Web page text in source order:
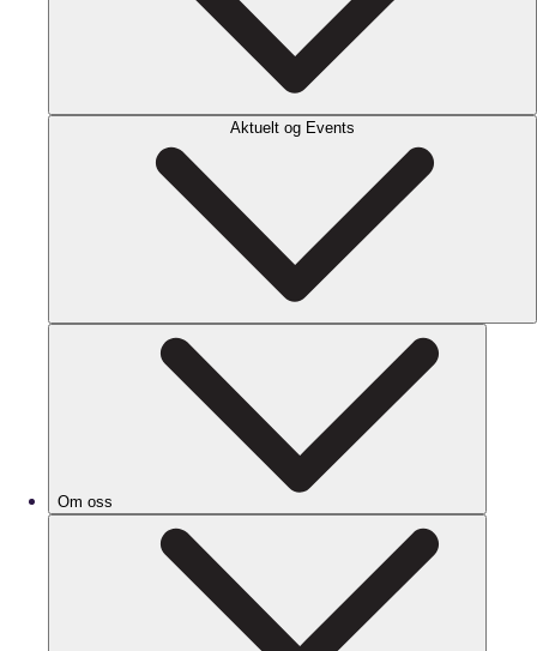
Aktuelt og Events
Om oss